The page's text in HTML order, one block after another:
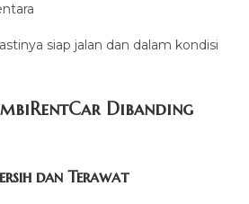
siap jalan dan dalam kondisi
Dibanding
dan Terawat